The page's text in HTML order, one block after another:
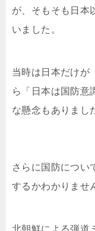
が、そもそも日本
いました。
当時は日本だけが
ら「日本は国防意
な懸念もありまし
さらに国防につい
するかわかりませ
北朝鮮による弾道